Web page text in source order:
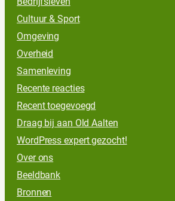
Cultuur & Sport
Omgeving
Overheid
Samenleving
Recente reacties
Recent toegevoegd
Draag bij aan Old Aalten
WordPress expert gezocht!
Over ons
Beeldbank
Bronnen